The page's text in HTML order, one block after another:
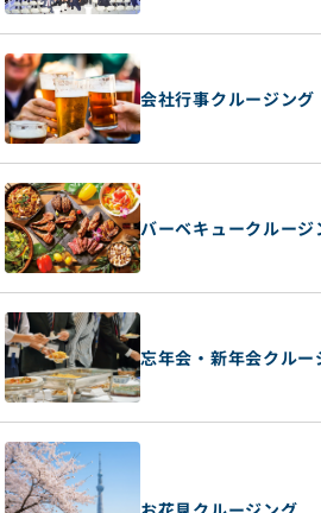
会社行事クルージング
バーベキュークルージ
忘年会・新年会クルー